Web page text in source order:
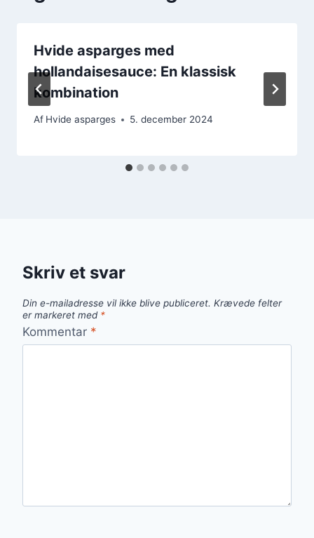
Hvide asparges med
hollandaisesauce: En klassisk
kombination
Af Hvide asparges 5. december 2024
Skriv et svar
Din e-mailadresse vil ikke blive publiceret. Krævede felter
er markeret med *
Kommentar *